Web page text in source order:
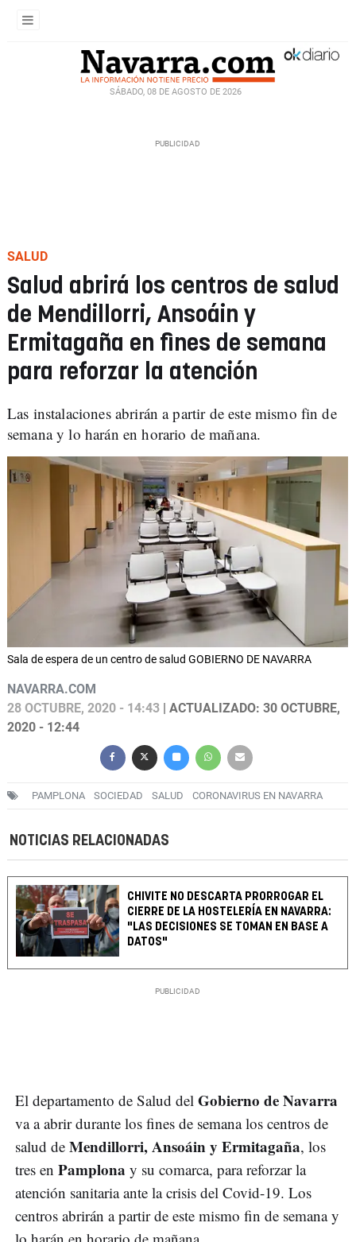
SÁBADO, 08 DE AGOSTO DE 2026
SALUD
Salud abrirá los centros de salud
de Mendillorri, Ansoáin y
Ermitagaña en fines de semana
para reforzar la atención
Las instalaciones abrirán a partir de este mismo fin de
semana y lo harán en horario de mañana.
Sala de espera de un centro de salud GOBIERNO DE NAVARRA
NAVARRA.COM
28 OCTUBRE, 2020 - 14:43 | ACTUALIZADO: 30 OCTUBRE,
2020 - 12:44
PAMPLONA SOCIEDAD SALUD CORONAVIRUS EN NAVARRA
NOTICIAS RELACIONADAS
CHIVITE NO DESCARTA PRORROGAR EL
CIERRE DE LA HOSTELERÍA EN NAVARRA:
"LAS DECISIONES SE TOMAN EN BASE A
DATOS"
El departamento de Salud del Gobierno de Navarra
va a abrir durante los fines de semana los centros de
salud de Mendillorri, Ansoáin y Ermitagaña, los
tres en Pamplona y su comarca, para reforzar la
atención sanitaria ante la crisis del Covid-19. Los
centros abrirán a partir de este mismo fin de semana y